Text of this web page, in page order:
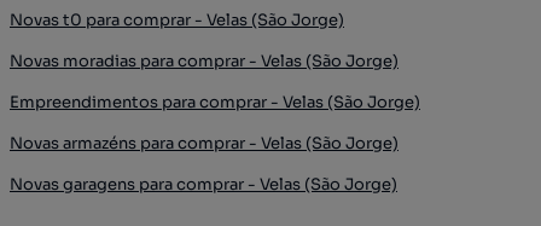
Novas t0 para comprar - Velas (São Jorge)
Novas moradias para comprar - Velas (São Jorge)
Empreendimentos para comprar - Velas (São Jorge)
Novas armazéns para comprar - Velas (São Jorge)
Novas garagens para comprar - Velas (São Jorge)